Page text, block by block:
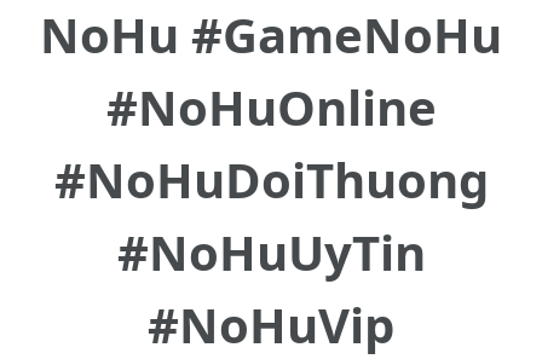
NoHu #GameNoHu
#NoHuOnline
#NoHuDoiThuong
#NoHuUyTin
#NoHuVip